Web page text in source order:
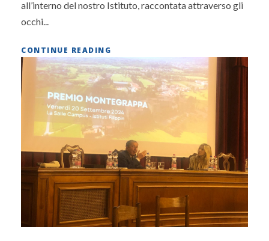
all’interno del nostro Istituto, raccontata attraverso gli
occhi...
CONTINUE READING